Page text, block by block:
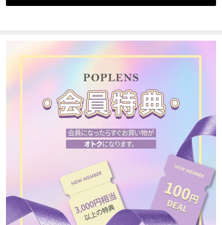
アプリダウンロード
TWITTER LINE FACEBOOK